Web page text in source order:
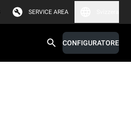
SERVICE AREA
CONFIGURATORE